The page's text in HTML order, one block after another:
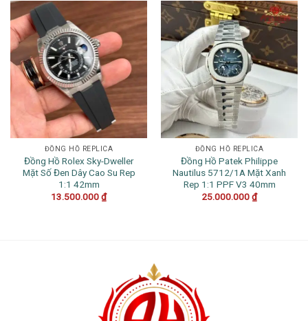
ĐỒNG HỒ REPLICA
Đồng Hồ Rolex Sky-Dweller
Mặt Số Đen Dây Cao Su Rep
1:1 42mm
13.500.000₫
ĐỒNG HỒ REPLICA
Đồng Hồ Patek Philippe
Nautilus 5712/1A Mặt Xanh
Rep 1:1 PPF V3 40mm
25.000.000₫